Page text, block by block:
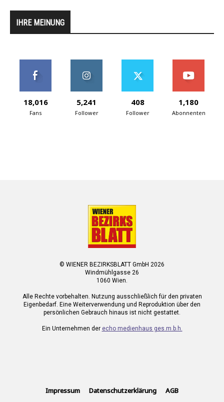
IHRE MEINUNG
18,016
Fans
5,241
Follower
408
Follower
1,180
Abonnenten
© WIENER BEZIRKSBLATT GmbH 2026
Windmühlgasse 26
1060 Wien.
Alle Rechte vorbehalten. Nutzung ausschließlich für den privaten
Eigenbedarf. Eine Weiterverwendung und Reproduktion über den
persönlichen Gebrauch hinaus ist nicht gestattet.
Ein Unternehmen der echo medienhaus ges.m.b.h.
Impressum Datenschutzerklärung AGB